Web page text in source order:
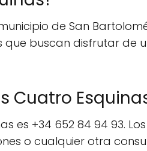
de San
que buscan disfrutar de
Cuatro
es +34 652 84 94 93.
o cualquier otra